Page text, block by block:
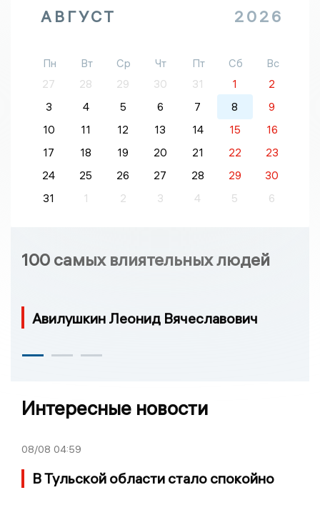
АВГУСТ 2026
Пн Вт Ср Чт Пт Сб
Вс
27
28 29 30 31 1
2
3
4 5 6 7 8
9
10
11 12 13 14 15
16
17
18 19 20 21 22
23
24
25 26 27 28 29
30
31
1 2 3 4 5 6
100 самых влиятельных людей
Авилушкин Леонид Вячеславович
Интересные новости
08/08 04:59
В Тульской области стало спокойно